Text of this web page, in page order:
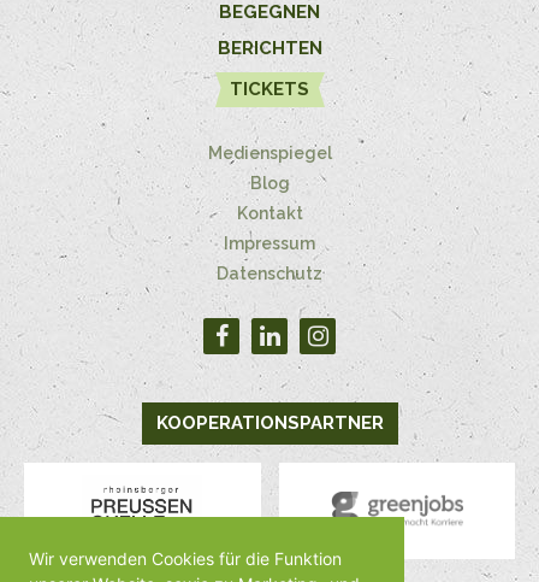
Wir verwenden Cookies für die Funktion
BEGEGNEN
BERICHTEN
TICKETS
Medienspiegel
Blog
Kontakt
Impressum
Datenschutz
KOOPERATIONSPARTNER